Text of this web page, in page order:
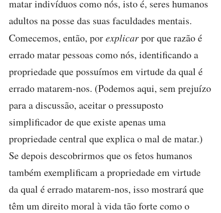
matar indivíduos como nós, isto é, seres humanos
adultos na posse das suas faculdades mentais.
Comecemos, então, porexplicarpor que razão é
errado matar pessoas como nós, identificando a
propriedade que possuímos em virtude da qual é
errado matarem-nos. (Podemos aqui, sem prejuízo
para a discussão, aceitar o pressuposto
simplificador de que existe apenas uma
propriedade central que explica o mal de matar.)
Se depois descobrirmos que os fetos humanos
também exemplificam a propriedade em virtude
da qual é errado matarem-nos, isso mostrará que
têm um direito moral à vida tão forte como o